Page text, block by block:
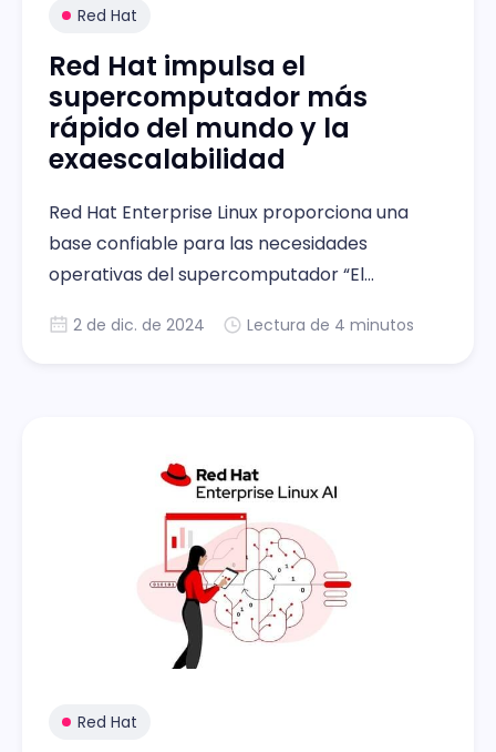
Red Hat
Red Hat impulsa el
supercomputador más
rápido del mundo y la
exaescalabilidad
Red Hat Enterprise Linux proporciona una
base confiable para las necesidades
operativas del supercomputador “El
en un entorno con mayor estabilidad y una
2 de dic. de 2024 Lectura de 4 minutos
Red Hat